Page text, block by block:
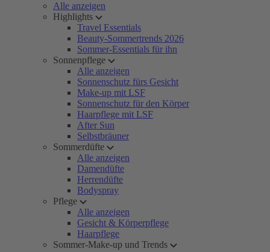
Alle anzeigen
Highlights
Travel Essentials
Beauty-Sommertrends 2026
Sommer-Essentials für ihn
Sonnenpflege
Alle anzeigen
Sonnenschutz fürs Gesicht
Make-up mit LSF
Sonnenschutz für den Körper
Haarpflege mit LSF
After Sun
Selbstbräuner
Sommerdüfte
Alle anzeigen
Damendüfte
Herrendüfte
Bodyspray
Pflege
Alle anzeigen
Gesicht & Körperpflege
Haarpflege
Sommer-Make-up und Trends